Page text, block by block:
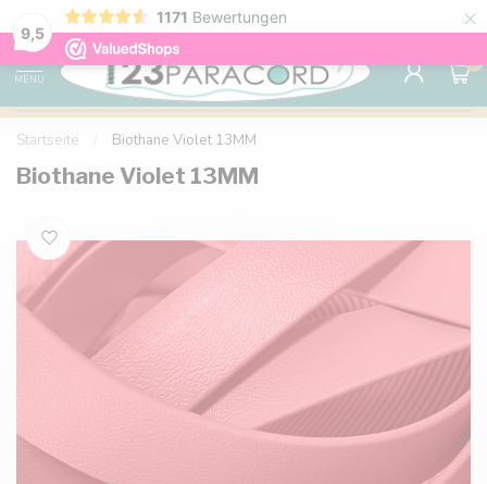
9,5
1171 Bewertungen ×
Kostenlose Lieferung nach Hause ab 150 €
MENU
0
Startseite Biothane Violet 13MM
Biothane Violet 13MM